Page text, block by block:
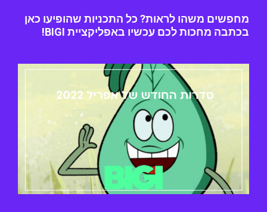
מחפשים משהו לראות? כל התכניות שהופיעו כאן
בכתבה מחכות לכם עכשיו באפליקציית BIGI!